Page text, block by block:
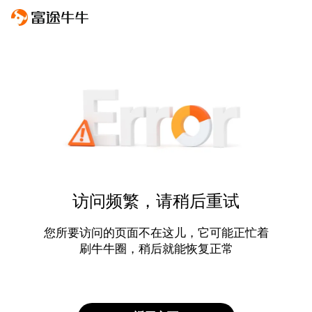
访问频繁，请稍后重试
您所要访问的页面不在这儿，它可能正忙着
刷牛牛圈，稍后就能恢复正常